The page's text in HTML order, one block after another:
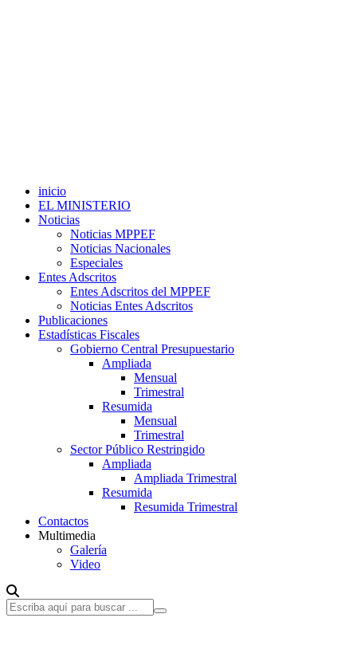
inicio
EL MINISTERIO
Noticias
Noticias MPPEF
Noticias Nacionales
Especiales
Entes Adscritos
Entes Adscritos del MPPEF
Noticias Entes Adscritos
Publicaciones
Estadísticas Fiscales
Gobierno Central Presupuestario
Ampliada
Mensual
Trimestral
Resumida
Mensual
Trimestral
Sector Público Restringido
Ampliada
Ampliada Trimestral
Resumida
Resumida Trimestral
Contactos
Multimedia
Galería
Video